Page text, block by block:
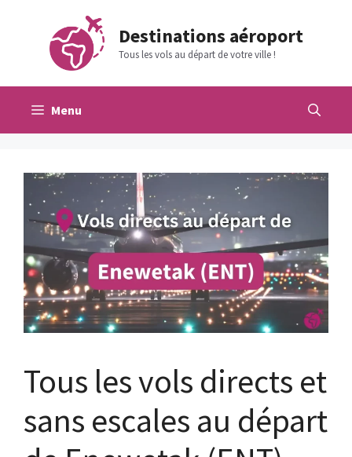
contenu
Destinations aéroport
Tous les vols au départ de votre ville !
Menu
Tous les vols directs et
sans escales au départ